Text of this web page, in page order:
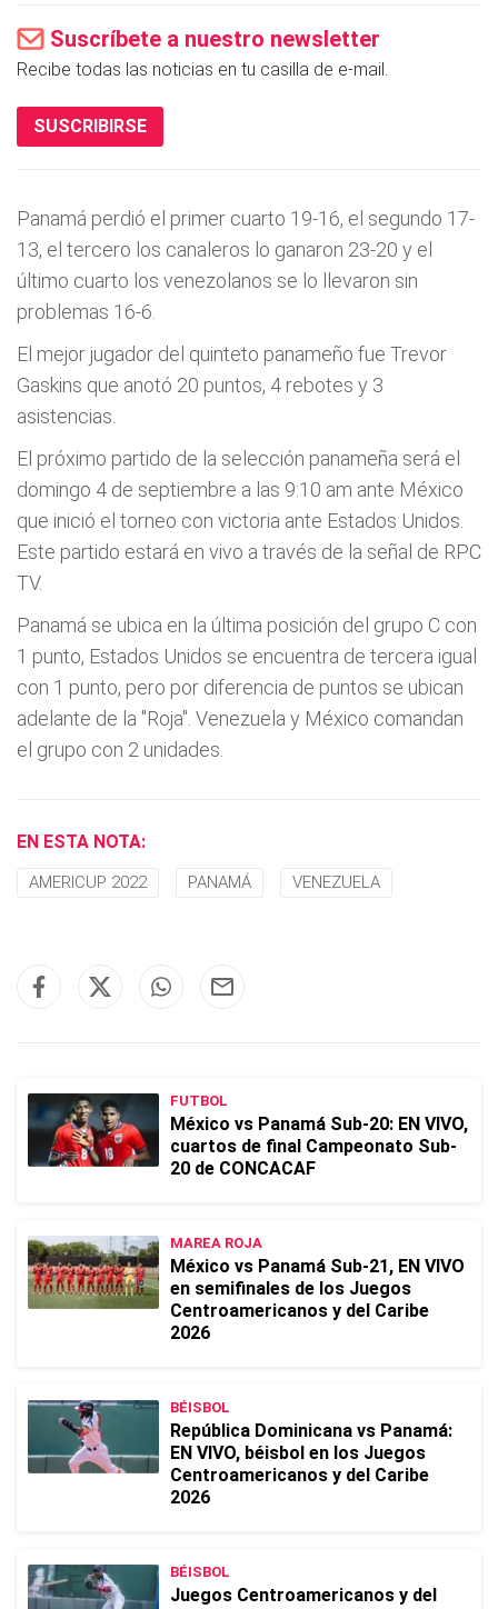
Suscríbete a nuestro newsletter
Recibe todas las noticias en tu casilla de e-mail.
SUSCRIBIRSE
Panamá perdió el primer cuarto 19-16, el segundo 17-
13, el tercero los canaleros lo ganaron 23-20 y el
último cuarto los venezolanos se lo llevaron sin
problemas 16-6.
El mejor jugador del quinteto panameño fue Trevor
Gaskins que anotó 20 puntos, 4 rebotes y 3
asistencias.
El próximo partido de la selección panameña será el
domingo 4 de septiembre a las 9:10 am ante México
que inició el torneo con victoria ante Estados Unidos.
Este partido estará en vivo a través de la señal de RPC
TV.
Panamá se ubica en la última posición del grupo C con
1 punto, Estados Unidos se encuentra de tercera igual
con 1 punto, pero por diferencia de puntos se ubican
adelante de la "Roja". Venezuela y México comandan
el grupo con 2 unidades.
EN ESTA NOTA:
AMERICUP 2022 PANAMÁ VENEZUELA
FUTBOL
México vs Panamá Sub-20: EN VIVO,
cuartos de final Campeonato Sub-
20 de CONCACAF
MAREA ROJA
México vs Panamá Sub-21, EN VIVO
en semifinales de los Juegos
Centroamericanos y del Caribe
2026
BÉISBOL
República Dominicana vs Panamá:
EN VIVO, béisbol en los Juegos
Centroamericanos y del Caribe
2026
BÉISBOL
Juegos Centroamericanos y del